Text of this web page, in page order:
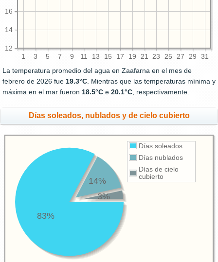
1 3 5 7 9 11 13 15 17 19 21 23 25 27 29 31
12
14
16
La temperatura promedio del agua en Zaafarna en el mes de
febrero de 2026 fue 19.3°C. Mientras que las temperaturas mínima y
máxima en el mar fueron 18.5°C e 20.1°C, respectivamente.
Días soleados, nublados y de cielo cubierto
Días soleados
Días nublados
Días de cielo
cubierto
83%
14%
3%